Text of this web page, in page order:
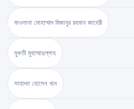
মাওলানা মোহাম্মাদ মিজানুর রহমান জাহেরী
মুফতী মুহাম্মাদুল্লাহ
সাহাদত হোসেন খান